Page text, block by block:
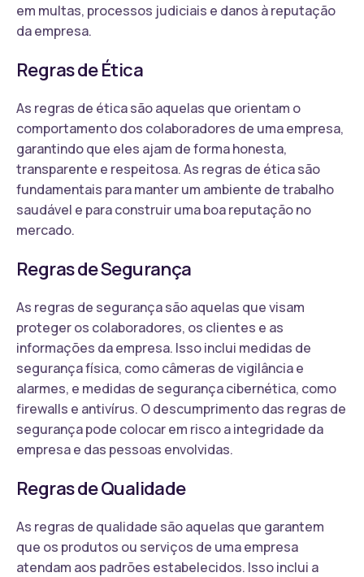
em multas, processos judiciais e danos à reputação
da empresa.
Regras de Ética
As regras de ética são aquelas que orientam o
comportamento dos colaboradores de uma empresa,
garantindo que eles ajam de forma honesta,
transparente e respeitosa. As regras de ética são
fundamentais para manter um ambiente de trabalho
saudável e para construir uma boa reputação no
mercado.
Regras de Segurança
As regras de segurança são aquelas que visam
proteger os colaboradores, os clientes e as
informações da empresa. Isso inclui medidas de
segurança física, como câmeras de vigilância e
alarmes, e medidas de segurança cibernética, como
firewalls e antivírus. O descumprimento das regras de
segurança pode colocar em risco a integridade da
empresa e das pessoas envolvidas.
Regras de Qualidade
As regras de qualidade são aquelas que garantem
que os produtos ou serviços de uma empresa
atendam aos padrões estabelecidos. Isso inclui a